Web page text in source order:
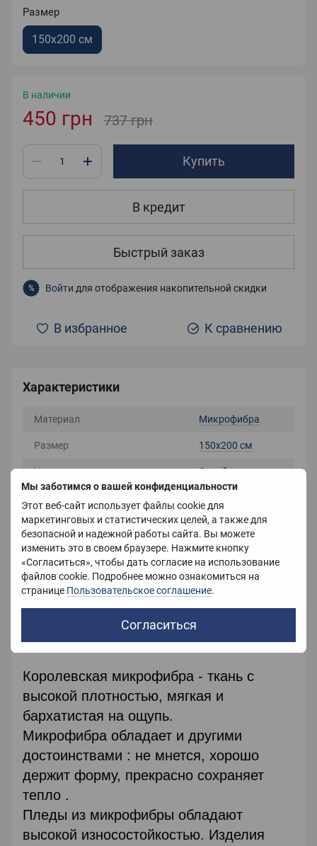
Мы заботимся о вашей конфиденциальности
Этот веб-сайт использует файлы cookie для
маркетинговых и статистических целей, а также для
безопасной и надежной работы сайта. Вы можете
изменить это в своем браузере. Нажмите кнопку
«Согласиться», чтобы дать согласие на использование
файлов cookie. Подробнее можно ознакомиться на
странице Пользовательское соглашение.
Согласиться
Размер
150х200 см
В наличии
450 грн 737 грн
Купить
В кредит
Быстрый заказ
% Войти для отображения накопительной скидки
В избранное К сравнению
Характеристики
Материал Микрофибра
Размер 150х200 см
Цвет Синий
Страна-производитель Украина
Описание
Покрывало из микрофибры.
Размер 200х220 ; 150х200
Королевская микрофибра - ткань с
высокой плотностью, мягкая и
бархатистая на ощупь.
Микрофибра обладает и другими
достоинствами : не мнется, хорошо
держит форму, прекрасно сохраняет
тепло .
Пледы из микрофибры обладают
высокой износостойкостью. Изделия